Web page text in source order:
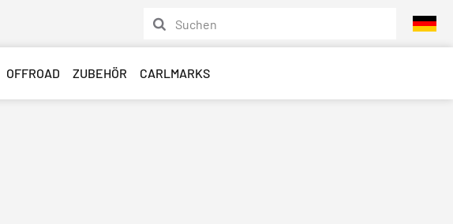
OFFROAD ZUBEHÖR CARLMARKS